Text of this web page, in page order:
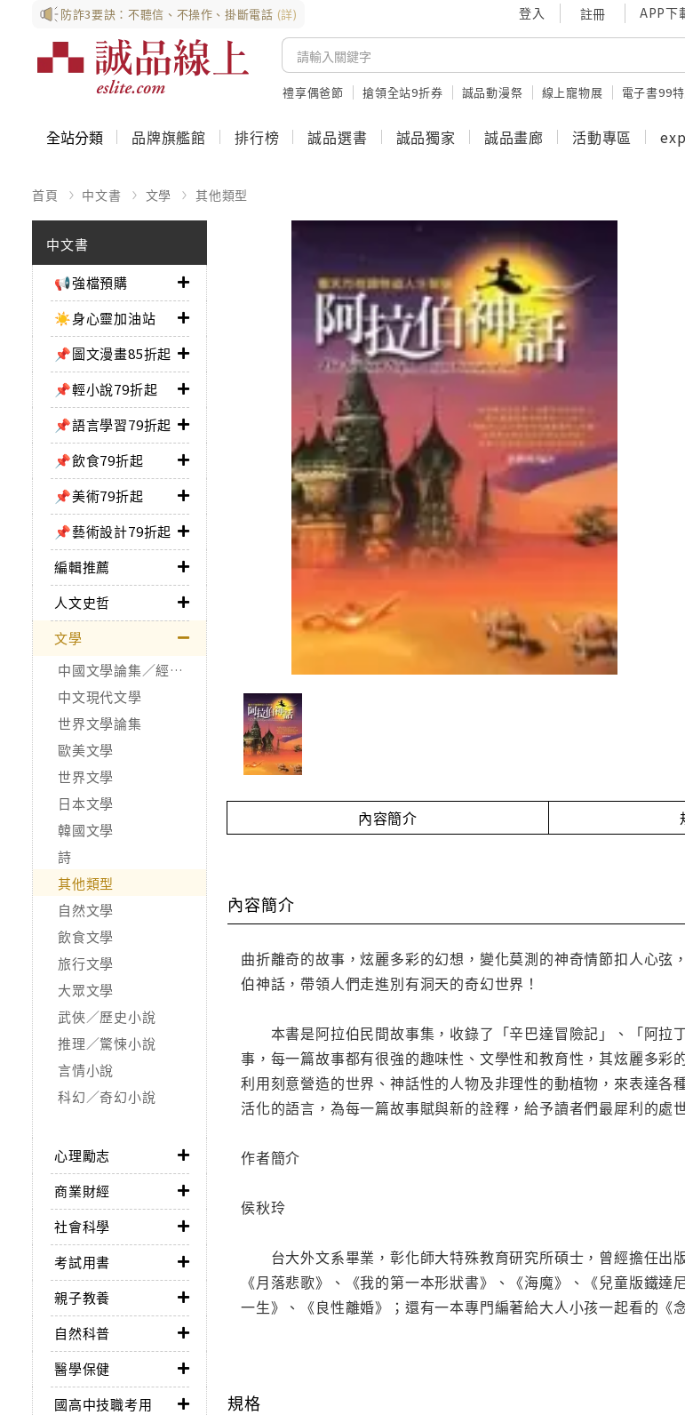
防詐3要訣：不聽信、不操作、掛斷電話 (詳) 登入 註冊 APP下
禮享偶爸節 搶領全站9折券 誠品動漫祭 線上寵物展 電子書99
全站分類 品牌旗艦館 排行榜 誠品選書 誠品獨家 誠品畫廊 活動專區
首頁 中文書 文學 其他類型
中文書
📢強檔預購
☀️身心靈加油站
📌圖文漫畫85折起
📌輕小說79折起
📌語言學習79折起
📌飲食79折起
📌美術79折起
📌藝術設計79折起
編輯推薦
人文史哲
文學
中國文學論集／經典作品
中文現代文學
世界文學論集
歐美文學
世界文學
日本文學
韓國文學
詩
其他類型
自然文學
飲食文學
旅行文學
大眾文學
武俠／歷史小說
推理／驚悚小說
言情小說
科幻／奇幻小說
心理勵志
商業財經
社會科學
考試用書
親子教養
自然科普
醫學保健
國高中技職考用
內容簡介
內容簡介
曲折離奇的故事，炫麗多彩的幻想，變化莫測的神奇情節扣人心
伯神話，帶領人們走進別有洞天的奇幻世界！
本書是阿拉伯民間故事集，收錄了「辛巴達冒險記」、「阿拉
事，每一篇故事都有很強的趣味性、文學性和教育性，其炫麗多
利用刻意營造的世界、神話性的人物及非理性的動植物，來表達
活化的語言，為每一篇故事賦與新的詮釋，給予讀者們最犀利的處
作者簡介
侯秋玲
台大外文系畢業，彰化師大特殊教育研究所碩士，曾經擔任出
《月落悲歌》、《我的第一本形狀書》、《海魔》、《兒童版鐵
一生》、《良性離婚》；還有一本專門編著給大人小孩一起看的《
規格